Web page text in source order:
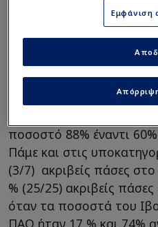
αποκρούσεις από μέσα
αποκρούσεις και 1,81
καλύτερο ήταν τα
πόδια, πόσο μάλλον αν
"χρυσοπληρωμένο"
καλός σε αυτό το
ποσοστό 88% έναντι
Πάμε και στις
(3/7) ακριβείς πάσες
% (25/25) ακριβείς
όταν τα ποσοστά του
ΠΑΟ ήταν 17 % και 74%
Εμφάνιση